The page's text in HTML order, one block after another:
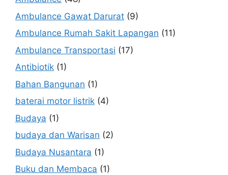
Ambulance Gawat Darurat (9)
Ambulance Rumah Sakit Lapangan (11)
Ambulance Transportasi (17)
Antibiotik (1)
Bahan Bangunan (1)
baterai motor listrik (4)
Budaya (1)
budaya dan Warisan (2)
Budaya Nusantara (1)
Buku dan Membaca (1)